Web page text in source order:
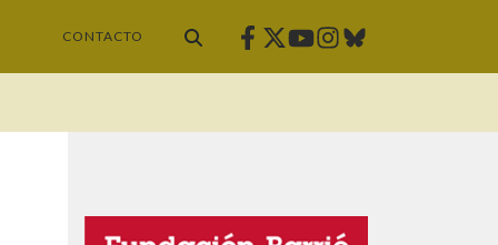
CONTACTO Facebook
Twitter
Youtube
Instagram
Bluesky